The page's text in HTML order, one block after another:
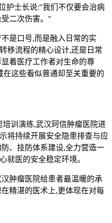
护士长说:"我们不仅要会治病
二次伤害。"
是口号,而是融入日常的实
移流程的精心设计,还是日常
着医疗工作者对生命的尊
这些看似普通却至关重要的
训演练,武汉珂信肿瘤医院进
将持续开展安全隐患排查与应
、技防体系建设,全力营造一
就医的安全稳定环境。
肿瘤医院给患者最温暖的承
精湛的医术上,更体现在对每